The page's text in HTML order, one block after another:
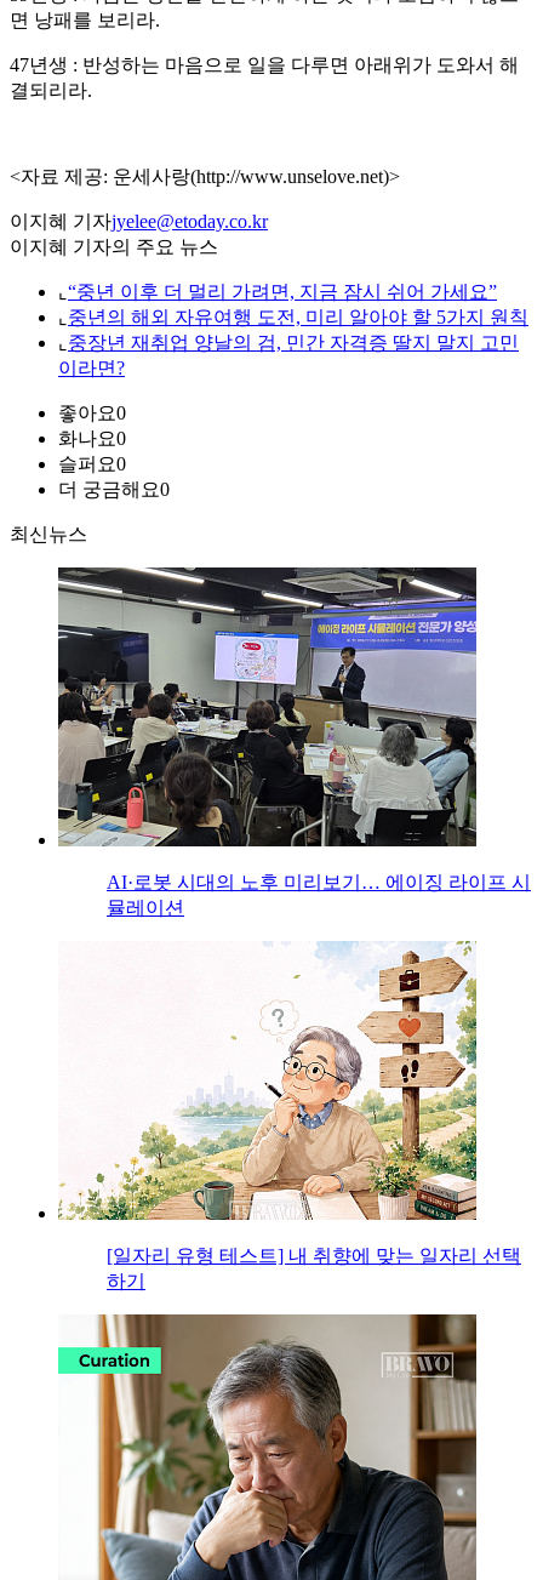
면 낭패를 보리라.
47년생 : 반성하는 마음으로 일을 다루면 아래위가 도와서 해
결되리라.
<자료 제공: 운세사랑(http://www.unselove.net)>
이지혜 기자jyelee@etoday.co.kr
이지혜 기자의 주요 뉴스
⌞ “중년 이후 더 멀리 가려면, 지금 잠시 쉬어 가세요”
⌞ 중년의 해외 자유여행 도전, 미리 알아야 할 5가지 원칙
⌞ 중장년 재취업 양날의 검, 민간 자격증 딸지 말지 고민
이라면?
좋아요0
화나요0
슬퍼요0
더 궁금해요0
최신뉴스
AI·로봇 시대의 노후 미리보기… 에이징 라이프 시
뮬레이션
[일자리 유형 테스트] 내 취향에 맞는 일자리 선택
하기